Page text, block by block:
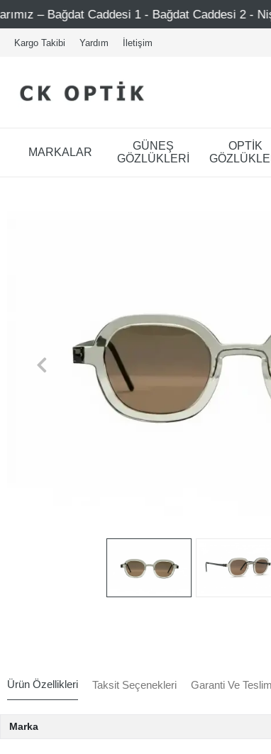
Caddesi 1 - Bağdat Caddesi 2 - Nişantaşı –
Kargo Takibi Yardım İletişim
MARKALAR
GÜNEŞ
GÖZLÜKLERİ
OPTİK
Ürün Özellikleri Taksit Seçenekleri Garanti Ve
Marka